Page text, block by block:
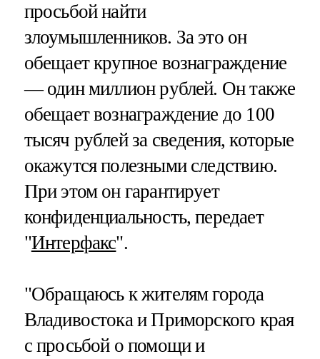
просьбой найти
злоумышленников. За это он
обещает крупное вознаграждение
— один миллион рублей. Он также
обещает вознаграждение до 100
тысяч рублей за сведения, которые
окажутся полезными следствию.
При этом он гарантирует
конфиденциальность, передает
"Интерфакс".
"Обращаюсь к жителям города
Владивостока и Приморского края
с просьбой о помощи и